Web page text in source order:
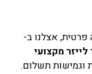
אצלנו ב-
מקצועי
וגמישות תשלום.